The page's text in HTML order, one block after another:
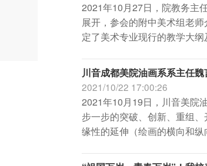
2021年10月27日，院教务主
展开，参会的附中美术组老
定了美术专业现行的教学大
川音成都美院油画系系主任
2021/10/22 17:00:26
2021年10月19日，川音美院
步一步的突破、创新、重组
缘性的延伸（绘画的横向和